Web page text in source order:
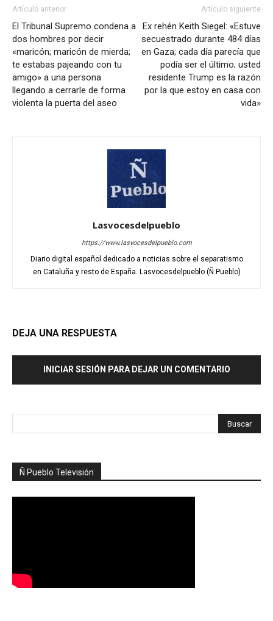
Artículo anterior
El Tribunal Supremo condena a
dos hombres por decir
«maricón; maricón de mierda;
te estabas pajeando con tu
amigo» a una persona
llegando a cerrarle de forma
violenta la puerta del aseo
Artículo siguiente
Ex rehén Keith Siegel: «Estuve
secuestrado durante 484 días
en Gaza; cada día parecía que
podía ser el último; usted
residente Trump es la razón
por la que estoy en casa con
vida»
Lasvocesdelpueblo
https://www.lasvocesdelpueblo.com
Diario digital español dedicado a noticias sobre el separatismo
en Cataluña y resto de España. Lasvocesdelpueblo (Ñ Pueblo)
DEJA UNA RESPUESTA
INICIAR SESIÓN PARA DEJAR UN COMENTARIO
Ñ Pueblo Televisión